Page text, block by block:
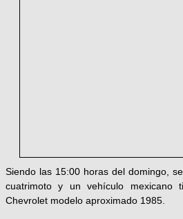
Siendo las 15:00 horas del domingo,
cuatrimoto y un vehículo mexicano
Chevrolet modelo aproximado 1985.